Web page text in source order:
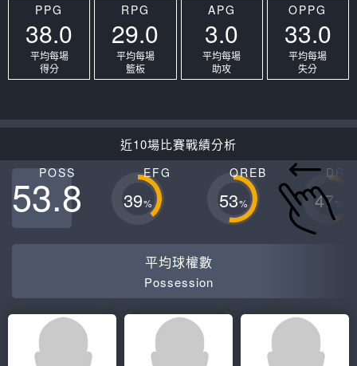
PPG
38.0
平均每場
得分
RPG
29.0
平均每場
籃板
APG
3.0
平均每場
助攻
OPPG
33.0
平均每場
失分
近10場比賽戰績分析
POSS
53.8 EFG
39%
OREB
53% 47
平均球權數
Possession